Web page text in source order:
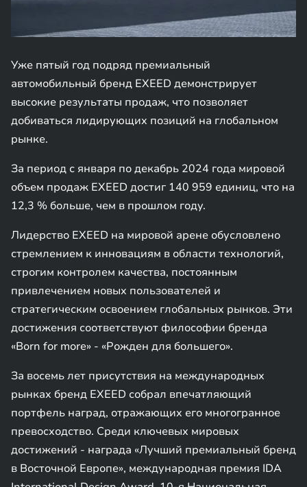
Уже пятый год подряд премиальный
автомобильный бренд EXEED демонстрирует
высокие результаты продаж, что позволяет
добиваться лидирующих позиций на глобальном
рынке.
За период с января по декабрь 2024 года мировой
объем продаж EXEED достиг 140 959 единиц, что на
12,3 % больше, чем в прошлом году.
Лидерство EXEED на мировой арене обусловлено
стремлением к инновациям в области технологий,
строгим контролем качества, постоянным
привлечением новых пользователей и
стратегическим освоением глобальных рынков. Эти
достижения соответствуют философии бренда
«Born for more» - «Рожден для большего».
За восемь лет присутствия на международных
рынках бренд EXEED собрал впечатляющий
портфель наград, отражающих его многогранное
превосходство. Среди ключевых мировых
достижений - награда «Лучший премиальный бренд
в Восточной Европе», международная премия IDA